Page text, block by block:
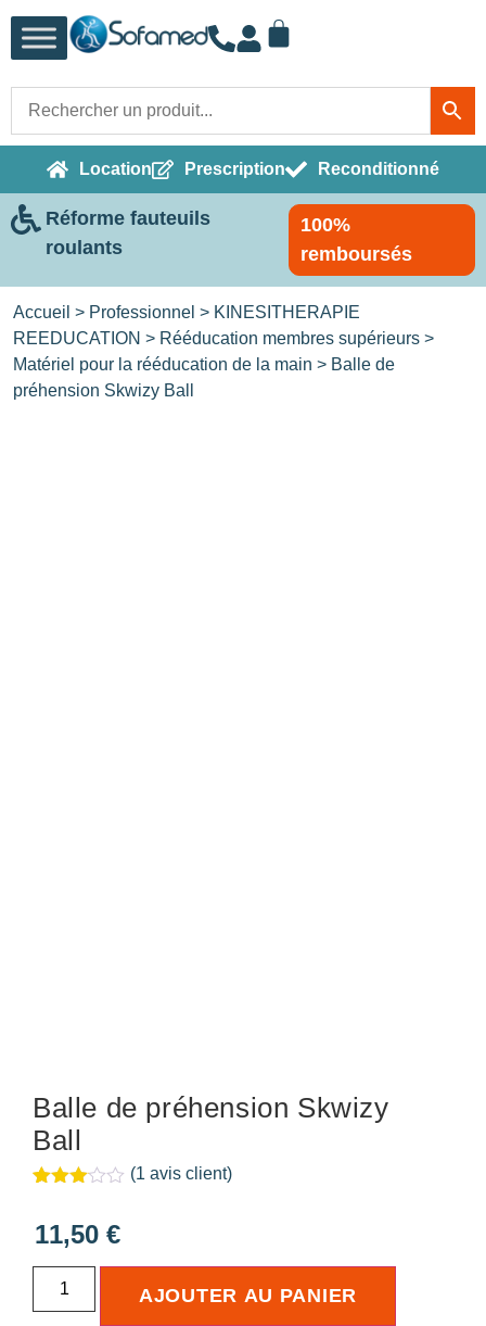
Location Prescription Reconditionné
Réforme fauteuils
roulants
100%
remboursés
Accueil > Professionnel > KINESITHERAPIE
REEDUCATION > Rééducation membres supérieurs >
Matériel pour la rééducation de la main > Balle de
préhension Skwizy Ball
Balle de préhension Skwizy
Ball
sur 5
basé
sur
notation
(1 avis client)
11,50 €
AJOUTER AU PANIER